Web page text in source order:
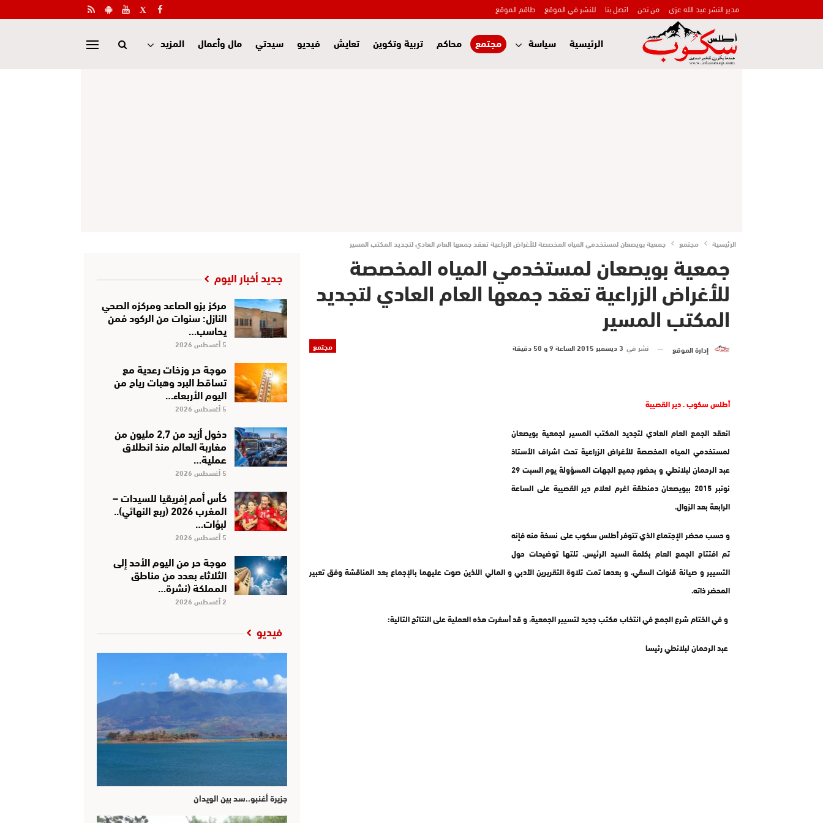
مدير النشر عبد الله عزي من نحن اتصل بنا للنشر في الموقع طاقم الموقع
الرئيسية سياسة مجتمع محاكم تربية وتكوين تعايش فيديو سيدتي مال وأعمال المزيد
الرئيسية مجتمع جمعية بويصعان لمستخدمي المياه المخصصة للأغراض الزراعية تعقد جمعها العام العادي لتجديد المكتب المسير
جمعية بويصعان لمستخدمي المياه المخصصة
للأغراض الزراعية تعقد جمعها العام العادي لتجديد
المكتب المسير
مجتمع إدارة الموقع نشر في 3 ديسمبر 2015 الساعة 9 و 50 دقيقة
أطلس سكوب . دير القصيبة
انعقد الجمع العام العادي لتجديد المكتب المسير لجمعية بويصعان
لمستخدمي المياه المخصصة للأغراض الزراعية تحت اشراف الأستاذ
عبد الرحمان لبلانطي و بحضور جميع الجهات المسؤولة يوم السبت 29
نونبر 2015 ببويصعان دمنطقة اغرم لعلام دير القصيبة على الساعة
الرابعة بعد الزوال.
و حسب محضر الإجتماع الذي تتوفر أطلس سكوب على نسخة منه فإنه
تم افتتاح الجمع العام بكلمة السيد الرئيس، تلتها توضيحات حول
التسيير و صيانة قنوات السقي، و بعدها تمت تلاوة التقريرين الأدبي و المالي اللذين صوت عليهما بالإجماع بعد المناقشة وفق تعبير
المحضر ذاته.
و في الختام شرع الجمع في انتخاب مكتب جديد لتسيير الجمعية، و قد أسفرت هذه العملية على النتائج التالية:
عبد الرحمان لبلانطي رئيسا
جديد أخبار اليوم
مركز بزو الصاعد ومركزه الصحي
النازل: سنوات من الركود فمن
يحاسب…
5 أغسطس 2026
موجة حر وزخات رعدية مع
تساقط البرد وهبات رياح من
اليوم الأربعاء…
5 أغسطس 2026
دخول أزيد من 2,7 مليون من
مغاربة العالم منذ انطلاق
عملية…
5 أغسطس 2026
كأس أمم إفريقيا للسيدات –
المغرب 2026 (ربع النهائي)..
لبؤات…
5 أغسطس 2026
موجة حر من اليوم الأحد إلى
الثلاثاء بعدد من مناطق
المملكة (نشرة…
2 أغسطس 2026
فيديو
جزيرة أغنبو..سد بين الويدان